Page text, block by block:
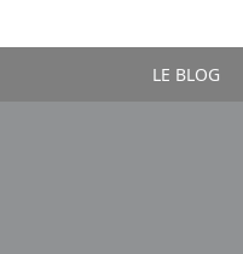
LE BLOG